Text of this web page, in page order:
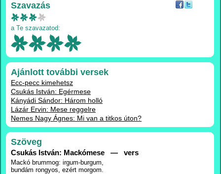
Szavazás
a Te szavazatod:
Ajánlott további versek
Ecc-pecc kimehetsz
Csukás István: Egérmese
Kányádi Sándor: Három holló
Lázár Ervin: Mese reggelre
Nemes Nagy Ágnes: Mi van a titkos úton?
Szöveg
Csukás István: Mackómese — vers
Mackó brummog: irgum-burgum,
bundám rongyos, ezért morgom.